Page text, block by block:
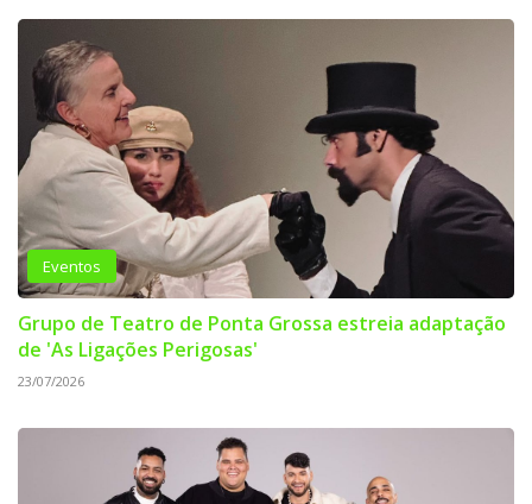
Eventos
Grupo de Teatro de Ponta Grossa estreia adaptação
de 'As Ligações Perigosas'
23/07/2026